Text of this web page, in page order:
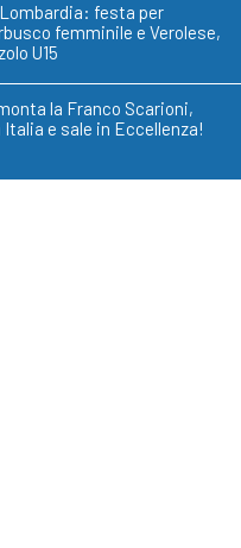
festa per
femminile e Verolese,
U15
la Franco Scarioni,
Italia e sale in Eccellenza!